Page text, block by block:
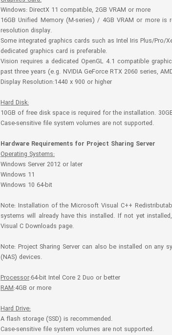
Windows: DirectX 11 compatible, 2GB VRAM or more
16GB Unified Memory (M-series) / 4GB VRAM or more
resolution display.
Some integrated graphics cards such as Intel Iris Plus/
dedicated graphics card is preferable.
Vision requires a dedicated OpenGL 4.1 compatible
past three years (e.g. NVIDIA GeForce RTX 2060 series,
Display Resolution:1440 x 900 or higher
Hard Disk:
10GB of free disk space is required for the installation.
Case-sensitive file system volumes are not supported.
Hardware Requirements for Project Sharing Server
Operating Systems:
Windows Server 2012 or later
Windows 11
Windows 10 64-bit
Note: Installation of the Microsoft Visual C++
systems will already have this installed. If not yet
Visual C Downloads page.
Note: Project Sharing Server can also be installed on any
(NAS) devices.
Processor:64-bit Intel Core 2 Duo or better
RAM:4GB or more
Hard Drive:
A flash storage (SSD) is recommended.
Case-sensitive file system volumes are not supported.